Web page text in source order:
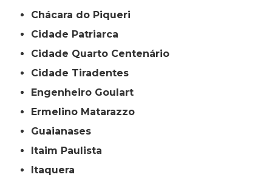
Chácara do Piqueri
Cidade Patriarca
Cidade Quarto Centenário
Cidade Tiradentes
Engenheiro Goulart
Ermelino Matarazzo
Guaianases
Itaim Paulista
Itaquera